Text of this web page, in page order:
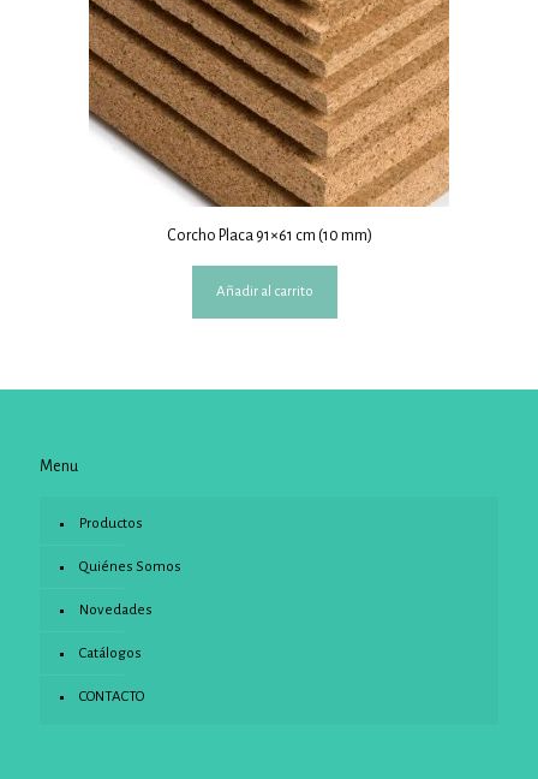
Corcho Placa 91×61 cm (10 mm)
Añadir al carrito
Menu
Productos
Quiénes Somos
Novedades
Catálogos
CONTACTO